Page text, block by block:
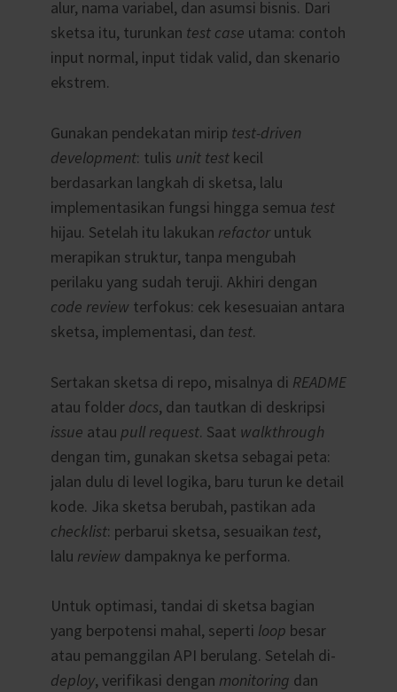
alur, nama variabel, dan asumsi bisnis. Dari
sketsa itu, turunkan test case utama: contoh
input normal, input tidak valid, dan skenario
ekstrem.
Gunakan pendekatan mirip test-driven
development: tulis unit testkecil
berdasarkan langkah di sketsa, lalu
implementasikan fungsi hingga semua test
hijau. Setelah itu lakukan refactoruntuk
merapikan struktur, tanpa mengubah
perilaku yang sudah teruji. Akhiri dengan
code reviewterfokus: cek kesesuaian antara
sketsa, implementasi, dan test.
Sertakan sketsa di repo, misalnya di README
atau folder docs, dan tautkan di deskripsi
issue atau pull request. Saat walkthrough
dengan tim, gunakan sketsa sebagai peta:
jalan dulu di level logika, baru turun ke detail
kode. Jika sketsa berubah, pastikan ada
checklist: perbarui sketsa, sesuaikan test,
lalu review dampaknya ke performa.
Untuk optimasi, tandai di sketsa bagian
yang berpotensi mahal, seperti loop besar
atau pemanggilan API berulang. Setelah di-
deploy, verifikasi dengan monitoring dan